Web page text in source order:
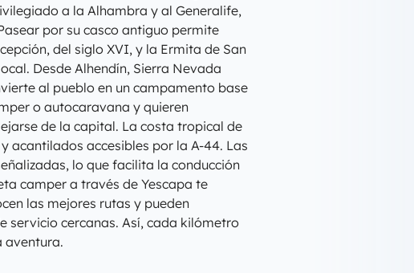
a la Alhambra y al Generalife,
por su casco antiguo permite
del siglo XVI, y la Ermita de San
Desde Alhendín, Sierra Nevada
al pueblo en un campamento base
o autocaravana y quieren
de la capital. La costa tropical de
acantilados accesibles por la A-44. Las
lo que facilita la conducción
camper a través de Yescapa te
las mejores rutas y pueden
servicio cercanas. Así, cada kilómetro
aventura.